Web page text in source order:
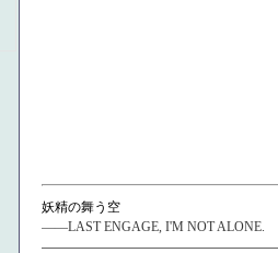
妖精の舞う空
——LAST ENGAGE, I'M NOT ALONE.